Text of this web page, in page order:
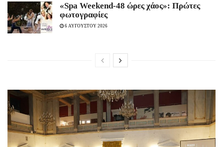
«Spa Weekend-48 ώρες χάος»: Πρώτες
φωτογραφίες
6 ΑΥΓΟΥΣΤΟΥ 2026